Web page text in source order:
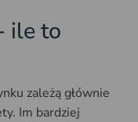
ile to
zależą głównie
Im bardziej